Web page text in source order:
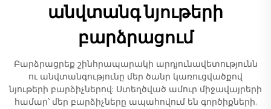
անվտանգ նյութերի
բարձրացում
Բարձրացրեք շինհրապարակի արդյունավետությունն
ու անվտանգությունը մեր ծանր կառուցվածքով
նյութերի բարձիչներով: Ստեղծված ամուր միջավայրերի
համար՝ մեր բարձիչները ապահովում են գործիքների,